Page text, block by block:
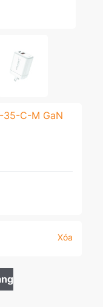
35-C-M GaN
Xóa